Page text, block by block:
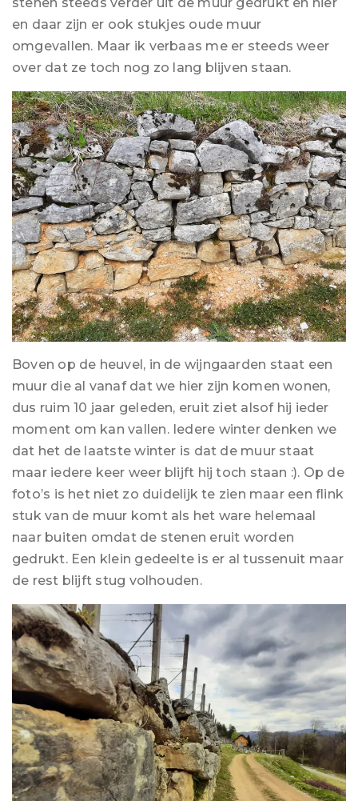
en daar zijn er ook stukjes oude muur
omgevallen. Maar ik verbaas me er steeds weer
over dat ze toch nog zo lang blijven staan.
Boven op de heuvel, in de wijngaarden staat een
muur die al vanaf dat we hier zijn komen wonen,
dus ruim 10 jaar geleden, eruit ziet alsof hij ieder
moment om kan vallen. Iedere winter denken we
dat het de laatste winter is dat de muur staat
maar iedere keer weer blijft hij toch staan :). Op de
foto’s is het niet zo duidelijk te zien maar een flink
stuk van de muur komt als het ware helemaal
naar buiten omdat de stenen eruit worden
gedrukt. Een klein gedeelte is er al tussenuit maar
de rest blijft stug volhouden.